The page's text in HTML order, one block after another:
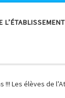
L’ÉTABLISSEMENT
Les élèves de